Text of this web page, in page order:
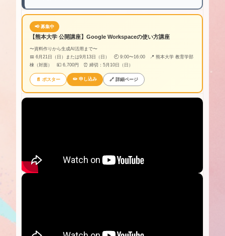
📢 募集中
【熊本大学 公開講座】Google Workspaceの使い方講座
〜資料作りから生成AI活用まで〜
📅 6月21日（日）または9月13日（日） 🕘 9:00〜16:00 📍 熊本大学 教育学部
棟（対面） 💴 6,700円 ⏰ 締切：5月10日（日）
📄 ポスター ✏️ 申し込み 🔗 詳細ページ